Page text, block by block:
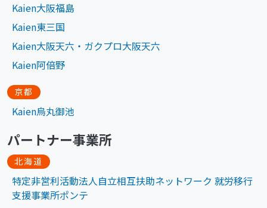
Kaien大阪福島
Kaien東三国
Kaien大阪天六・ガクプロ大阪天六
Kaien阿倍野
京都
Kaien烏丸御池
パートナー事業所
北海道
特定非営利活動法人自立相互扶助ネットワーク 就労移行
支援事業所ポンテ